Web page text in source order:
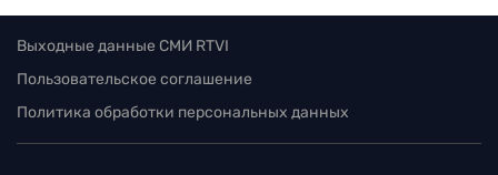
Выходные данные СМИ RTVI
Пользовательское соглашение
Политика обработки персональных данных